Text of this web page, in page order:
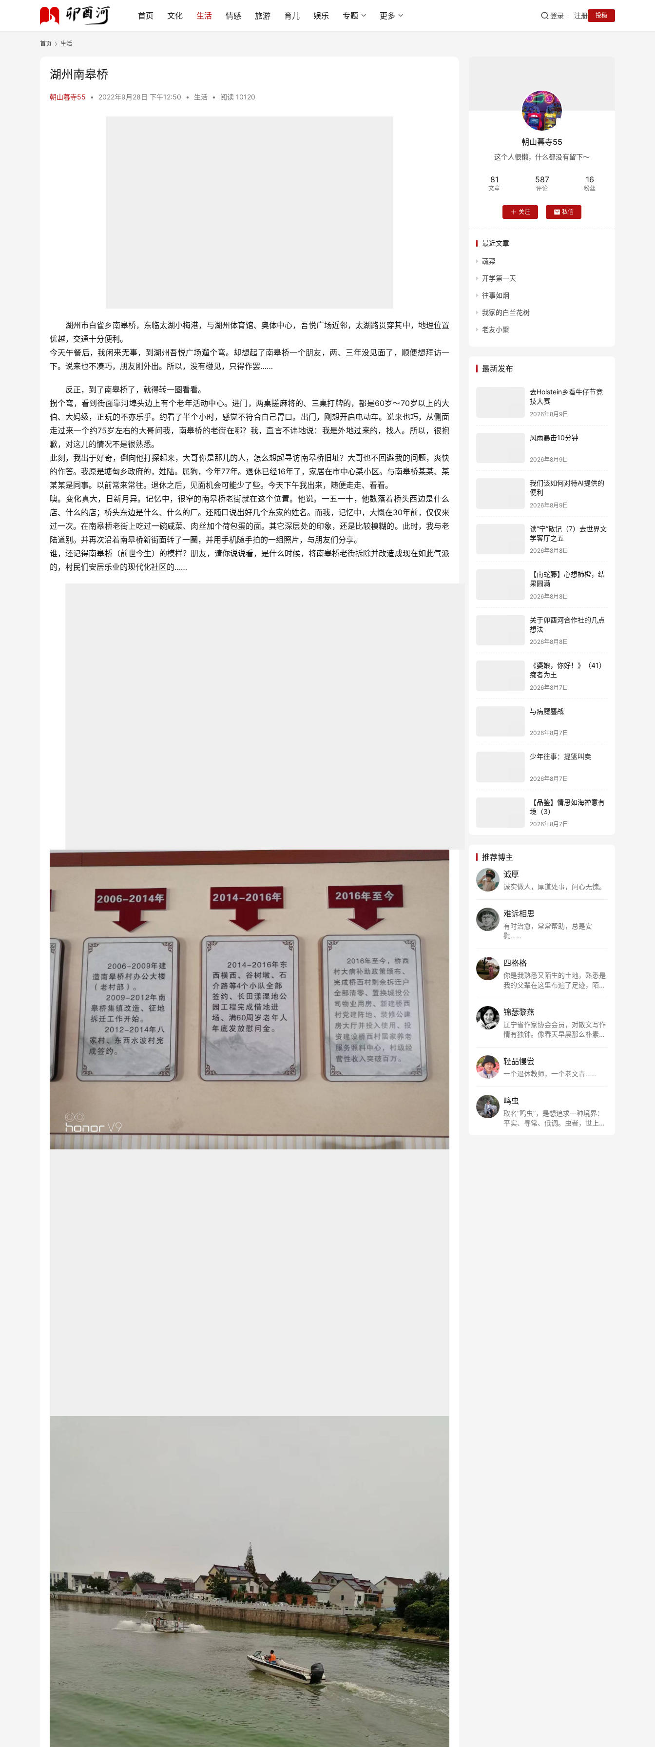
首页 文化 生活 情感 旅游 育儿 娱乐 专题 更多 登录 注册 投稿
首页 生活
湖州南皋桥
朝山暮寺55 • 2022年9月28日 下午12:50 • 生活 • 阅读 10120
湖州市白雀乡南皋桥，东临太湖小梅港，与湖州体育馆、奥体中心，吾悦广场近邻，太湖路贯穿其中，地理位置
优越，交通十分便利。
今天午餐后，我闲来无事，到湖州吾悦广场遛个弯。却想起了南皋桥一个朋友，两、三年没见面了，顺便想拜访一
下。说来也不凑巧，朋友刚外出。所以，没有碰见，只得作罢……
反正，到了南皋桥了，就得转一圈看看。
拐个弯，看到街面靠河埠头边上有个老年活动中心。进门，两桌搓麻将的、三桌打牌的，都是60岁～70岁以上的大
伯、大妈级，正玩的不亦乐乎。约看了半个小时，感觉不符合自己胃口。出门，刚想开启电动车。说来也巧，从侧面
走过来一个约75岁左右的大哥问我，南皋桥的老街在哪？我，直言不讳地说：我是外地过来的，找人。所以，很抱
歉，对这儿的情况不是很熟悉。
此刻，我出于好奇，倒向他打探起来，大哥你是那儿的人，怎么想起寻访南皋桥旧址？大哥也不回避我的问题，爽快
的作答。我原是塘甸乡政府的，姓陆。属狗，今年77年。退休已经16年了，家居在市中心某小区。与南皋桥某某、某
某某是同事。以前常来常往。退休之后，见面机会可能少了些。今天下午我出来，随便走走、看看。
噢。变化真大，日新月异。记忆中，很窄的南皋桥老街就在这个位置。他说。一五一十，他数落着桥头西边是什么
店、什么的店；桥头东边是什么、什么的厂。还随口说出好几个东家的姓名。而我，记忆中，大慨在30年前，仅仅來
过一次。在南皋桥老街上吃过一碗咸菜、肉丝加个荷包蛋的面。其它深层处的印象，还是比较模糊的。此时，我与老
陆道别。并再次沿着南皋桥新街面转了一圈，并用手机随手拍的一组照片，与朋友们分享。
谁，还记得南皋桥（前世今生）的模样？朋友，请你说说看，是什么时候，将南皋桥老街拆除并改造成现在如此气派
的，村民们安居乐业的现代化社区的……
朝山暮寺55
这个人很懒，什么都没有留下～
81
文章
587
评论
16
粉丝
关注 私信
最近文章
蔬菜
开学第一天
往事如烟
我家的白兰花树
老友小聚
最新发布
去Holstein乡看牛仔节竞
技大赛
2026年8月9日
风雨暴击10分钟
2026年8月9日
我们该如何对待AI提供的
便利
2026年8月9日
读“宁”散记（7）去世界文
学客厅之五
2026年8月8日
【南蛇藤】心想柿橙，结
果圆满
2026年8月8日
关于卯酉河合作社的几点
想法
2026年8月8日
《婆娘，你好！》（41）
痴者为王
2026年8月7日
与病魔鏖战
2026年8月7日
少年往事：提篮叫卖
2026年8月7日
【品鉴】情思如海禅意有
境（3）
2026年8月7日
推荐博主
诚厚
诚实做人，厚道处事，问心无愧。
难诉相思
有时治愈，常常帮助，总是安
慰……
四格格
你是我熟悉又陌生的土地，熟悉是
我的父辈在这里布遍了足迹，陌生
根所在，我用文字慢慢认识你、慢
慢熟悉你。
锦瑟黎燕
辽宁省作家协会会员，对散文写作
情有独钟。像春天早晨那么朴素，
轻品慢尝
一个退休教师，一个老文青……
鸣虫
取名“鸣虫”，是想追求一种境界：
平实、寻常、低调。虫者，世上最